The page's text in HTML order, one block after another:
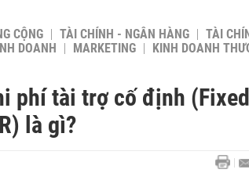
CỘNG TÀI CHÍNH - NGÂN HÀNG TÀI
DOANH MARKETING KINH DOANH
phí tài trợ cố định
là gì?